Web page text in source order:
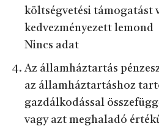
költségvetési támogatást
kedvezményezett lemond
Nincs adat
Az államháztartás
az államháztartáshoz
gazdálkodással
vagy azt meghaladó